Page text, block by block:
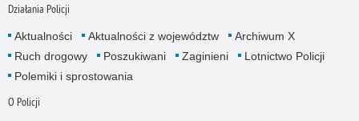
Działania Policji
Aktualności Aktualności z województw
Archiwum X
Ruch drogowy
Poszukiwani Zaginieni
Lotnictwo Policji
Polemiki i sprostowania
O Policji